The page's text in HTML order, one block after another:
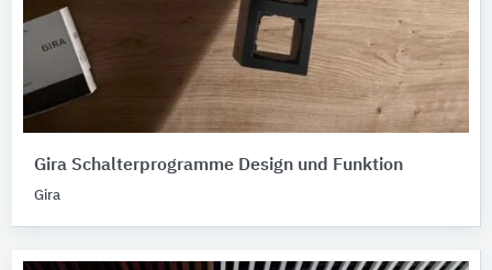
Gira Schalterprogramme Design und Funktion
Gira